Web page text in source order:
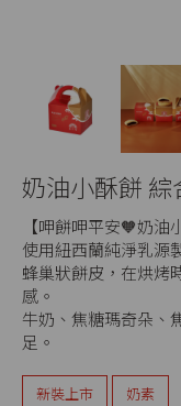
奶油小酥餅 綜
【呷餅呷平安🧡奶油
使用紐西蘭純淨乳源
蜂巢狀餅皮，在烘烤
感。
牛奶、焦糖瑪奇朵、
足。
新裝上市 奶素